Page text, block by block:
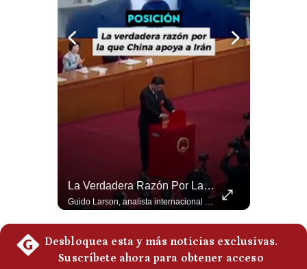
Preguntas
La Verdadera Razón Por La Que China Apoya A Irán | Gestión Mundo
Guido Larson, analista internacional explica que la guerra no puede entenderse únicamente como un enfrentamiento entre Estados Unidos e Irán, sino también dentro de la competencia global entre Washington y Pekín. El analista sostiene que China mantiene su relación petrolera con Irán y que le interesa que Estados Unidos consuma recursos y pierda influencia. 🚀 ¿Quieres entender el mundo sin ruido? Únete a nuestra comunidad y forma parte del cambio. #GestiónNewsroomLive #NoticiasGlobales #AnálisisGeopolítico #EconomíaMundial #IA #Geopolítica #LatinosEnUSA #NoticiasEnEspañol 👉 Suscríbete y activa la campana para no perderte nuestro análisis diario. 🌎 Síguenos en nuestras redes sociales: 📌 Web oficial: https://gestion.pe/mundo/ 📌 LinkedIn: http://bit.ly/3HYIET0 📌 X (Twitter): http://bit.ly/4noZtX9 📌 TikTok: http://bit.ly/4evB6TO